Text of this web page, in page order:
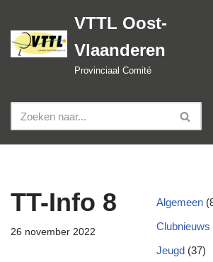
Spring
naar
VTTL Oost-
Vlaanderen
Provinciaal Comité
TT-Info 8
26 november 2022
Algemeen
Clubnieuws
Jeugd (37)